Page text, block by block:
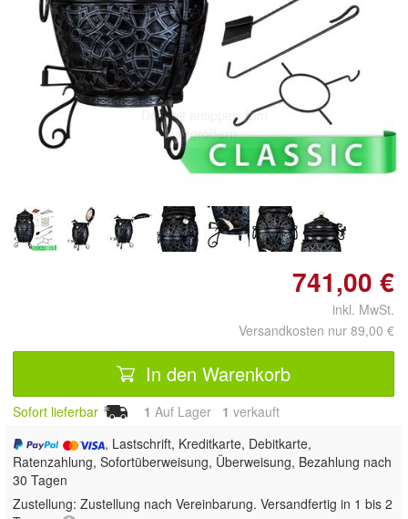
Doppelt antippen zum
vergrößern
741,00 €
inkl. MwSt.
Versandkosten nur 89,00 €
In den Warenkorb
Sofort lieferbar 1 Auf Lager 1 verkauft
, Lastschrift, Kreditkarte, Debitkarte,
Ratenzahlung, Sofortüberweisung, Überweisung, Bezahlung nach
30 Tagen
Zustellung: Zustellung nach Vereinbarung. Versandfertig in 1 bis 2